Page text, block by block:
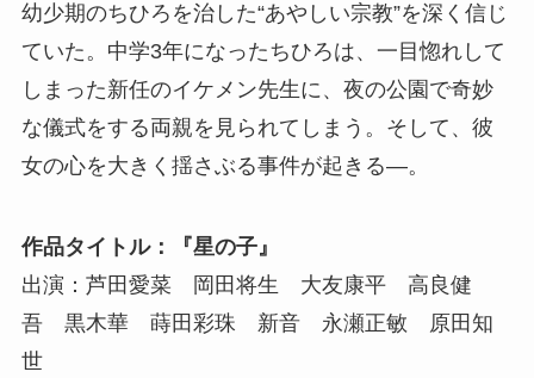
幼少期のちひろを治した“あやしい宗教”を深く信じ
ていた。中学3年になったちひろは、一目惚れして
しまった新任のイケメン先生に、夜の公園で奇妙
な儀式をする両親を見られてしまう。そして、彼
女の心を大きく揺さぶる事件が起きる―。
作品タイトル：『星の子』
出演：芦田愛菜 岡田将生 大友康平 高良健
吾 黒木華 蒔田彩珠 新音 永瀬正敏 原田知
世